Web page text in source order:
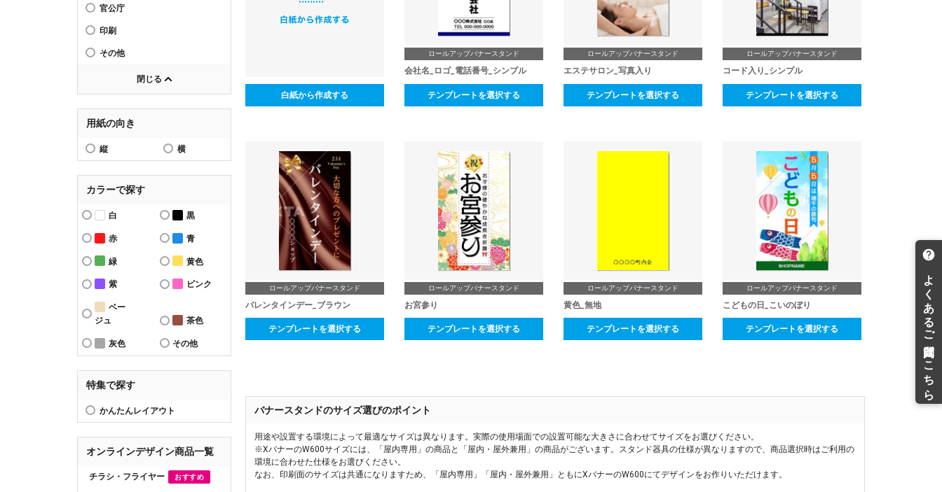
官公庁
印刷
その他
閉じる
用紙の向き
縦 横
カラーで探す
白 黒
赤 青
緑 黄色
紫 ピンク
ベー
ジュ
茶色
灰色 その他
特集で探す
かんたんレイアウト
オンラインデザイン商品一覧
チラシ・フライヤー おすすめ
白紙から作成する
ロールアップバナースタンド
会社名_ロゴ_電話番号_シンプル
テンプレートを選択する
ロールアップバナースタンド
エステサロン_写真入り
テンプレートを選択する
ロールアップバナースタンド
コード入り_シンプル
テンプレートを選択する
ロールアップバナースタンド
バレンタインデー_ブラウン
テンプレートを選択する
ロールアップバナースタンド
お宮参り
テンプレートを選択する
ロールアップバナースタンド
黄色_無地
テンプレートを選択する
ロールアップバナースタンド
こどもの日_こいのぼり
テンプレートを選択する
バナースタンドのサイズ選びのポイント
用途や設置する環境によって最適なサイズは異なります。実際の使用場面での設置可能な大きさに合わせてサイズをお選びください。
※XバナーのW600サイズには、「屋内専用」の商品と「屋内・屋外兼用」の商品がございます。スタンド器具の仕様が異なりますので、商品選択時はご利用の
環境に合わせた仕様をお選びください。
なお、印刷面のサイズは共通になりますため、「屋内専用」「屋内・屋外兼用」ともにXバナーのW600にてデザインをお作りいただけます。